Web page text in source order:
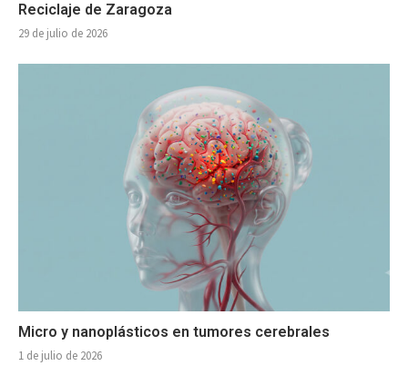
Reciclaje de Zaragoza
29 de julio de 2026
Micro y nanoplásticos en tumores cerebrales
1 de julio de 2026